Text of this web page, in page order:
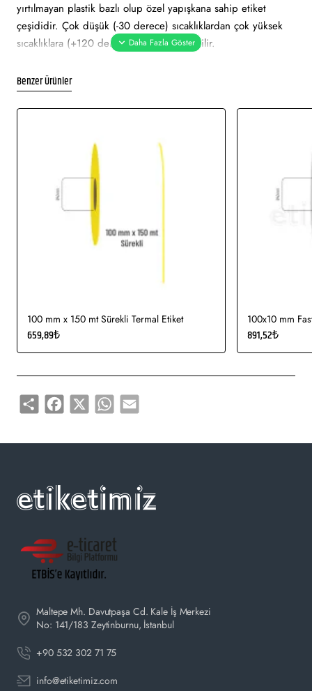
yırtılmayan plastik bazlı olup özel yapışkana sahip etiket
çeşididir. Çok düşük (-30 derece) sıcaklıklardan çok yüksek
sıcaklıklara (+120 derece) kadar dayanabilir.
yüzeyi de gri renktedir. Etiket çeşitleri arasında en uzun
ömürlü etiketlerdendir. Üst yüzey mat, düz ve gri metalik
renktedir. Termal transfer baskı (Ribon ile baskı)
demirbaş etiketi, alüminyum etiket veya metalize etiket olarak
Yapışkan Türleri:
Kullanım Alanları: Teknik makine ürün etiketi, bilgisayar
Gıda etiketi vb. amaçlar için sayısız sektör tarafından kullanımı
Benzer Ürünler
100 mm x 150 mt Sürekli Termal Etiket
659,89₺
100x10 mm
891,52₺
Share Facebook
X WhatsApp
Email
Maltepe Mh. Davutpaşa Cd. Kale İş Merkezi
No: 141/183 Zeytinburnu, İstanbul
+90 532 302 71 75
info@etiketimiz.com